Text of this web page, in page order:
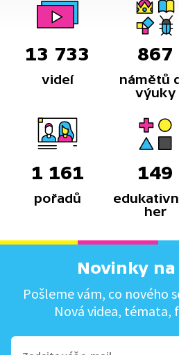
13 733
videí
867
námětů
výuky
1 161
pořadů
149
her
Novinky
Pošleme vám, co nového
Nová videa, témata,